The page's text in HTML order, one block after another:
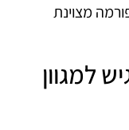
מצוינת
למגוון